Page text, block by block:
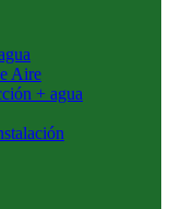
Aire
+ agua